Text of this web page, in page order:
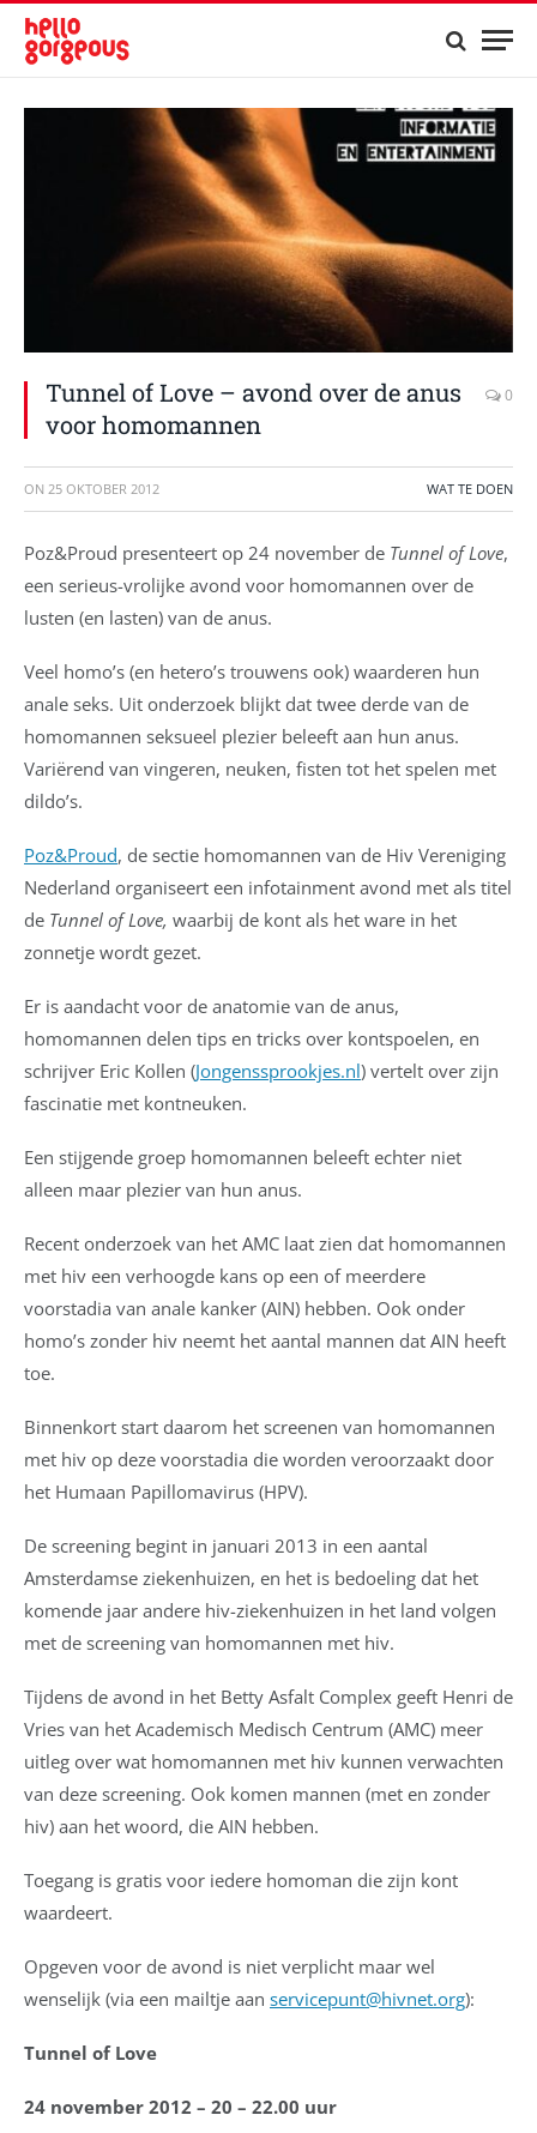
Tunnel of Love – avond over de anus
voor homomannen
0
ON 25 OKTOBER 2012 WAT TE DOEN
Poz&Proud presenteert op 24 november de Tunnel of Love,
een serieus-vrolijke avond voor homomannen over de
lusten (en lasten) van de anus.
Veel homo’s (en hetero’s trouwens ook) waarderen hun
anale seks. Uit onderzoek blijkt dat twee derde van de
homomannen seksueel plezier beleeft aan hun anus.
Variërend van vingeren, neuken, fisten tot het spelen met
dildo’s.
Poz&Proud, de sectie homomannen van de Hiv Vereniging
Nederland organiseert een infotainment avond met als titel
de Tunnel of Love, waarbij de kont als het ware in het
zonnetje wordt gezet.
Er is aandacht voor de anatomie van de anus,
homomannen delen tips en tricks over kontspoelen, en
schrijver Eric Kollen (Jongenssprookjes.nl) vertelt over zijn
fascinatie met kontneuken.
Een stijgende groep homomannen beleeft echter niet
alleen maar plezier van hun anus.
Recent onderzoek van het AMC laat zien dat homomannen
met hiv een verhoogde kans op een of meerdere
voorstadia van anale kanker (AIN) hebben. Ook onder
homo’s zonder hiv neemt het aantal mannen dat AIN heeft
toe.
Binnenkort start daarom het screenen van homomannen
met hiv op deze voorstadia die worden veroorzaakt door
het Humaan Papillomavirus (HPV).
De screening begint in januari 2013 in een aantal
Amsterdamse ziekenhuizen, en het is bedoeling dat het
komende jaar andere hiv-ziekenhuizen in het land volgen
met de screening van homomannen met hiv.
Tijdens de avond in het Betty Asfalt Complex geeft Henri de
Vries van het Academisch Medisch Centrum (AMC) meer
uitleg over wat homomannen met hiv kunnen verwachten
van deze screening. Ook komen mannen (met en zonder
hiv) aan het woord, die AIN hebben.
Toegang is gratis voor iedere homoman die zijn kont
waardeert.
Opgeven voor de avond is niet verplicht maar wel
wenselijk (via een mailtje aan servicepunt@hivnet.org):
Tunnel of Love
24 november 2012 – 20 – 22.00 uur